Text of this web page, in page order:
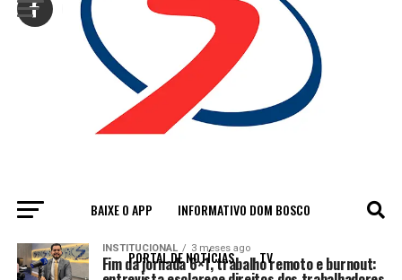
BAIXE O APP INFORMATIVO DOM BOSCO
PORTAL DE NOTÍCIAS TV
All posts tagged "direito do trabalho"
INSTITUCIONAL 3 meses ago
Fim da jornada 6×1, trabalho remoto e burnout: